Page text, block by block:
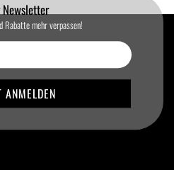
Newsletter
Rabatte mehr verpassen!